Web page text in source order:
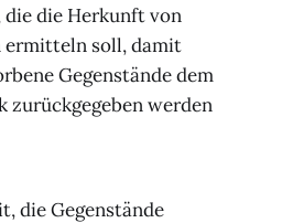
die Herkunft von
ermitteln soll, damit
Gegenstände dem
zurückgegeben werden
die Gegenstände